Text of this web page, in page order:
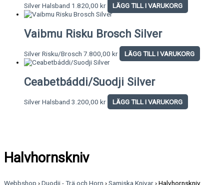
Silver Halsband 1.820,00 kr LÄGG TILL I VARUKORG
Vaibmu Risku Brosch Silver
Silver Risku/Brosch 7.800,00 kr LÄGG TILL I VARUKORG
Ceabetbáddi/Suodji Silver
Silver Halsband 3.200,00 kr LÄGG TILL I VARUKORG
Halvhornskniv
Webbshop ›Duodji - Trä och Horn ›Samiska Knivar›Halvhornskniv